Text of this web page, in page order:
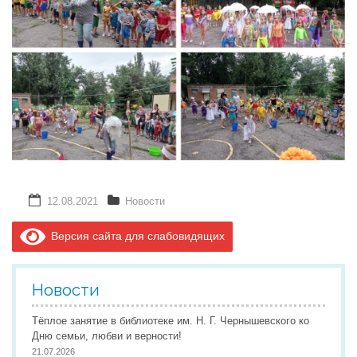
12.08.2021 Новости
Версия сайта для слабовидящих
Новости
Тёплое занятие в библиотеке им. Н. Г. Чернышевского ко
Дню семьи, любви и верности!
21.07.2026